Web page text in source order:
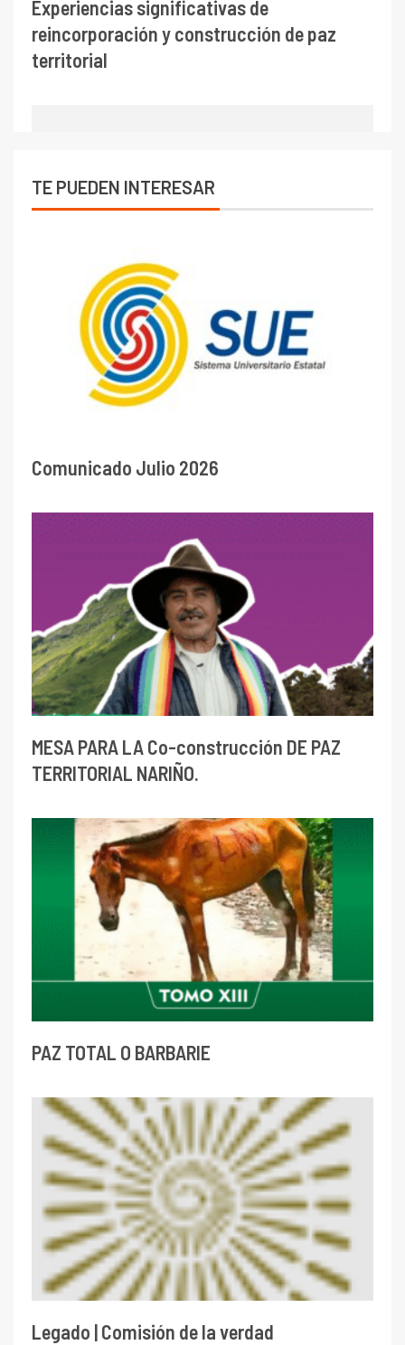
Experiencias significativas de
reincorporación y construcción de paz
territorial
TE PUEDEN INTERESAR
Comunicado Julio 2026
MESA PARA LA Co-construcción DE PAZ
TERRITORIAL NARIÑO.
PAZ TOTAL O BARBARIE
Legado | Comisión de la verdad